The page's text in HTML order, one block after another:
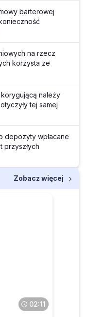
barterowej
na rzecz
korzysta ze
należy
tej samej
depozyty wpłacane
przyszłych
Zobacz więcej
02:11